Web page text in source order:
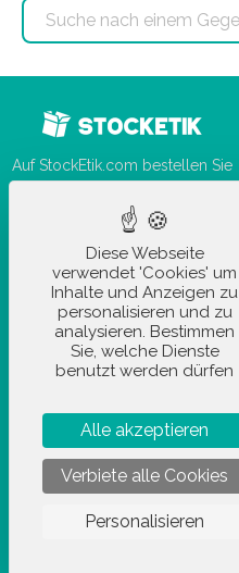
Auf StockEtik.com bestellen Sie
Großhandelspreis mit nur
wenigen Klicks!
UNSERE PRODUKTE
Büromaterial
Alltagsaccessoire
Freizeitartikel
Hygiene- und
Diese Webseite
verwendet 'Cookies' um
Inhalte und Anzeigen zu
personalisieren und zu
analysieren. Bestimmen
Sie, welche Dienste
benutzt werden dürfen
Alle akzeptieren
Verbiete alle Cookies
Personalisieren